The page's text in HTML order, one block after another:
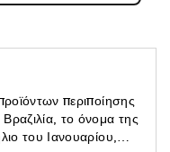
περιποίησης
το όνομα της
του Ιανουαρίου,